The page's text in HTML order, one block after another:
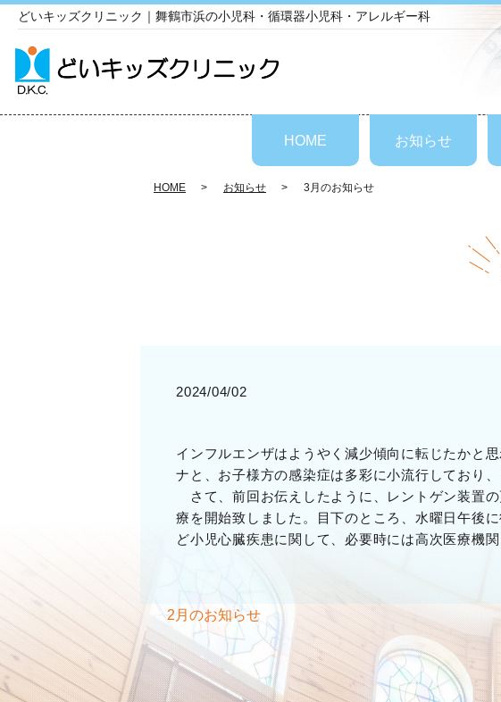
どいキッズクリニック｜舞鶴市浜の小児科・循環器小児科・アレルギー科
HOME お知らせ
HOME お知らせ 3月のお知らせ
2024/04/02
インフルエンザはようやく減少傾向に転じたかと
ナと、お子様方の感染症は多彩に小流行しており、
さて、前回お伝えしたように、レントゲン装置
療を開始致しました。目下のところ、水曜日午後
ど小児心臓疾患に関して、必要時には高次医療機
2月のお知らせ